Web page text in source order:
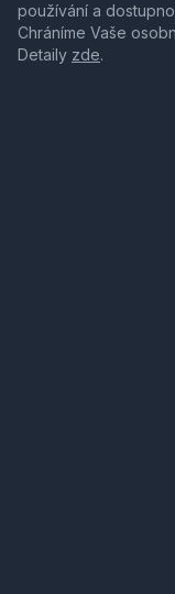
používání a
Chráníme Vaše
Detaily zde.